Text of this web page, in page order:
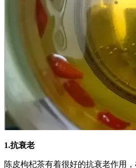
1.抗衰老
陈皮枸杞茶有着很好的抗衰老作用